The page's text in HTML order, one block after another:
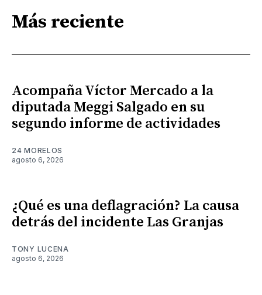
Más reciente
Acompaña Víctor Mercado a la
diputada Meggi Salgado en su
segundo informe de actividades
24 MORELOS
agosto 6, 2026
¿Qué es una deflagración? La causa
detrás del incidente Las Granjas
TONY LUCENA
agosto 6, 2026